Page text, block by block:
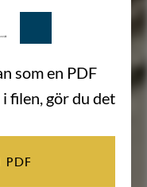
som en PDF
filen, gör du det